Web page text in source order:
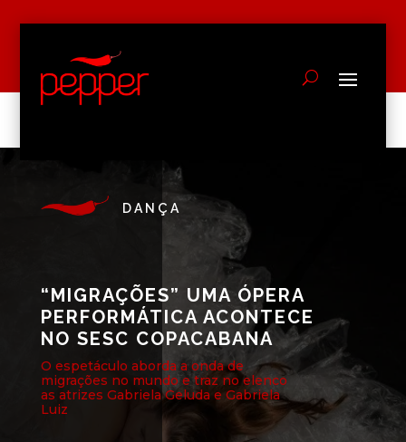
DANÇA
“MIGRAÇÕES” UMA ÓPERA
PERFORMÁTICA ACONTECE
NO SESC COPACABANA
O espetáculo aborda a onda de
migrações no mundo e traz no elenco
as atrizes Gabriela Geluda e Gabriela
Luiz